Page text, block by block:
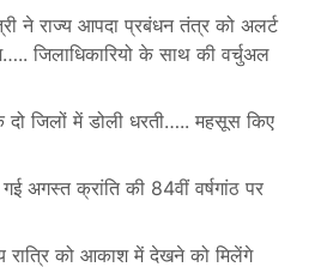
ने राज्य आपदा प्रबंधन तंत्र को अलर्ट
जिलाधिकारियो के साथ की वर्चुअल
जिलों में डोली धरती….. महसूस किए
अगस्त क्रांति की 84वीं वर्षगांठ पर
को आकाश में देखने को मिलेंगे